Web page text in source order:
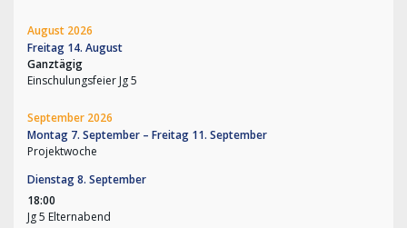
August 2026
Freitag 14. August
Ganztägig
Einschulungsfeier Jg 5
September 2026
Montag 7. September – Freitag 11. September
Projektwoche
Dienstag8. September
18:00
Jg 5 Elternabend